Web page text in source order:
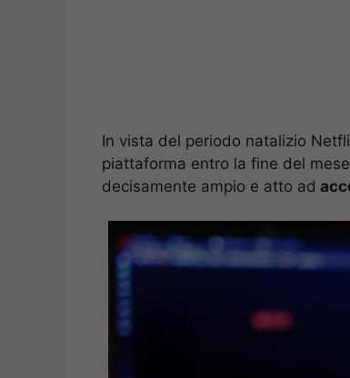
In vista del periodo natalizio
piattaforma entro la fine del
decisamente ampio e atto ad